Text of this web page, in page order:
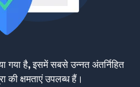
गया है, इसमें सबसे उन्नत अंतर्निहित
की क्षमताएं उपलब्ध हैं।